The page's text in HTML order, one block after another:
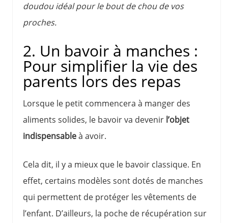
doudou idéal pour le bout de chou de vos
proches.
2. Un bavoir à manches :
Pour simplifier la vie des
parents lors des repas
Lorsque le petit commencera à manger des
aliments solides, le bavoir va devenir l’objet
indispensableà avoir.
Cela dit, il y a mieux que le bavoir classique. En
effet, certains modèles sont dotés de manches
qui permettent de protéger les vêtements de
l’enfant. D’ailleurs, la poche de récupération sur